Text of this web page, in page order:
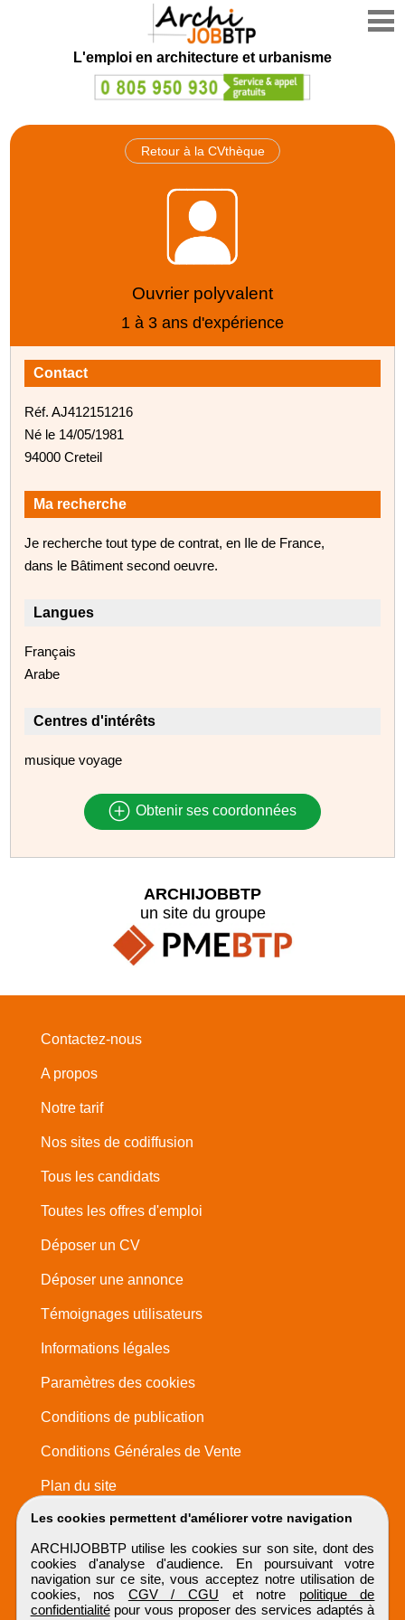
L'emploi en architecture et urbanisme
Retour à la CVthèque
Ouvrier polyvalent
1 à 3 ans d'expérience
Contact
Réf. AJ412151216
Né le 14/05/1981
94000 Creteil
Ma recherche
Je recherche tout type de contrat, en Ile de France,
dans le Bâtiment second oeuvre.
Langues
Français
Arabe
Centres d'intérêts
musique voyage
Obtenir ses coordonnées
Les cookies permettent d'améliorer votre navigation
ARCHIJOBBTP utilise les cookies sur son site, dont des
cookies d'analyse d'audience. En poursuivant votre
navigation sur ce site, vous acceptez notre utilisation de
cookies, nos CGV / CGU et notre politique de
confidentialitépour vous proposer des services adaptés à
ARCHIJOBBTP
un site du groupe
Contactez-nous
A propos
Notre tarif
Nos sites de codiffusion
Tous les candidats
Toutes les offres d'emploi
Déposer un CV
Déposer une annonce
Témoignages utilisateurs
Informations légales
Paramètres des cookies
Conditions de publication
Conditions Générales de Vente
Plan du site